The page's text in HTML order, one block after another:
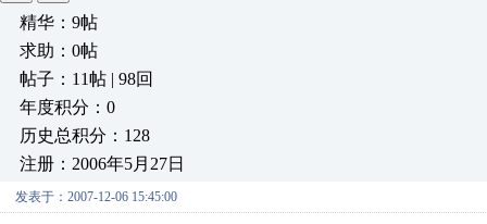
精华：9帖
求助：0帖
帖子：11帖 | 98回
年度积分：0
历史总积分：128
注册：2006年5月27日
发表于：2007-12-06 15:45:00